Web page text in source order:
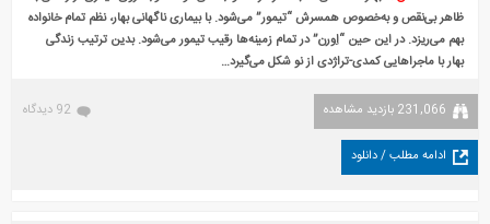
ظاهر بی‌نقص و به‌خصوص همسرش “تیمور” می‌شود. با بیماری ناگهانی بهار، نظم تمام خانواده
بهم می‌ریزد. در این حین “اِورن” در تمام زمینه‌ها رقیب تیمور می‌شود. بدین ترتیب زندگی
بهار با ماجراهایی کمدی-تراژدی از نو شکل می‌گیرد…
231,066 بازدید مشاهده 92 دیدگاه
ادامه مطلب / دانلود